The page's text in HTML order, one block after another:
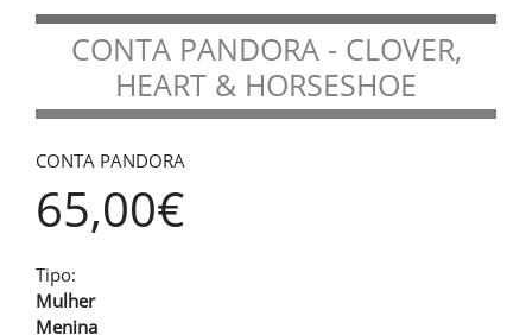
CONTA PANDORA - CLOVER,
HEART & HORSESHOE
CONTA PANDORA
65,00€
Tipo:
Mulher
Menina